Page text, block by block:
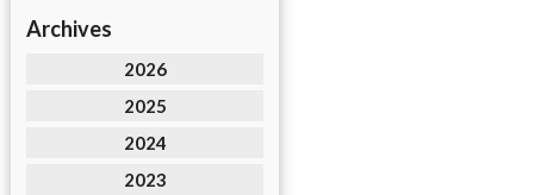
Archives
2026
2025
2024
2023